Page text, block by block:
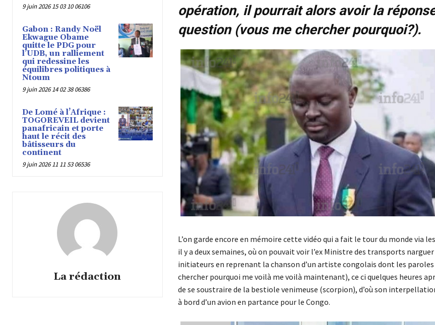
9 juin 2026 15 03 10 06106
Gabon : Randy Noël
Ekwague Obame
quitte le PDG pour
l’UDB, un ralliement
qui redessine les
équilibres politiques à
Ntoum
9 juin 2026 14 02 38 06386
De Lomé à l’Afrique :
TOGOREVEIL devient
panafricain et porte
haut le récit des
bâtisseurs du
continent
9 juin 2026 11 11 53 06536
La rédaction
opération, il pourrait alors avoir la
question (vous me chercher pourquoi?).
L’on garde encore en mémoire cette vidéo qui a fait le tour du monde via
il y a deux semaines, où on pouvait voir l’ex Ministre des transports
initiateurs en reprenant la chanson d’un artiste congolais dont les paroles
chercher pourquoi me voilà me voilà maintenant), ce ci quelques heures
de se soustraire de la bestiole venimeuse (scorpion), d’où son
à bord d’un avion en partance pour le Congo.